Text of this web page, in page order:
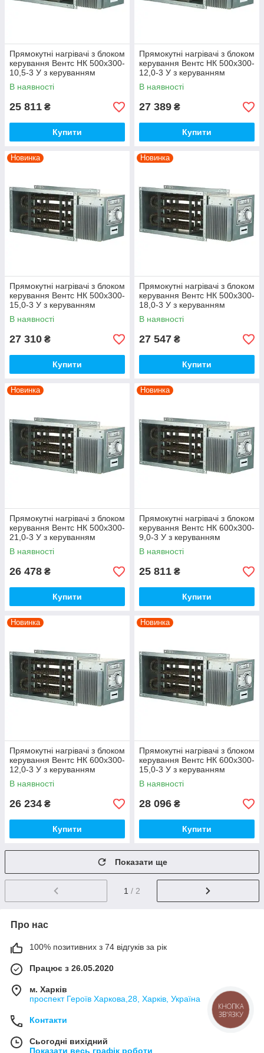
Прямокутні нагрівачі з блоком
керування Вентс НК 500х300-
10,5-3 У з керуванням
В наявності
25 811 ₴
Купити
Прямокутні нагрівачі з блоком
керування Вентс НК 500х300-
12,0-3 У з керуванням
В наявності
27 389 ₴
Купити
Новинка
Прямокутні нагрівачі з блоком
керування Вентс НК 500х300-
15,0-3 У з керуванням
В наявності
27 310 ₴
Купити
Новинка
Прямокутні нагрівачі з блоком
керування Вентс НК 500х300-
18,0-3 У з керуванням
В наявності
27 547 ₴
Купити
Новинка
Прямокутні нагрівачі з блоком
керування Вентс НК 500х300-
21,0-3 У з керуванням
В наявності
26 478 ₴
Купити
Новинка
Прямокутні нагрівачі з блоком
керування Вентс НК 600х300-
9,0-3 У з керуванням
В наявності
25 811 ₴
Купити
Новинка
Прямокутні нагрівачі з блоком
керування Вентс НК 600х300-
12,0-3 У з керуванням
В наявності
26 234 ₴
Купити
Новинка
Прямокутні нагрівачі з блоком
керування Вентс НК 600х300-
15,0-3 У з керуванням
В наявності
28 096 ₴
Купити
Показати ще
1 / 2
Про нас
100% позитивних з 74 відгуків за рік
Працює з 26.05.2020
м. Харків
проспект Героїв Харкова,28, Харків, Україна
Контакти
Сьогодні вихідний
Показати весь графік роботи
КНОПКА
ЗВ'ЯЗКУ